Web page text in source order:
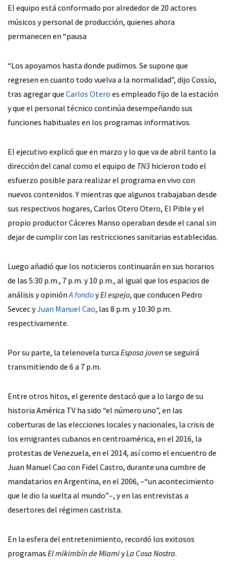
El equipo está conformado por alrededor de 20 actores
músicos y personal de producción, quienes ahora
permanecen en “pausa
“Los apoyamos hasta donde pudimos. Se supone que
regresen en cuanto todo vuelva a la normalidad”, dijo Cossío,
tras agregar que Carlos Otero es empleado fijo de la estación
y que el personal técnico continúa desempeñando sus
funciones habituales en los programas informativos.
El ejecutivo explicó que en marzo y lo que va de abril tanto la
dirección del canal como el equipo de TN3 hicieron todo el
esfuerzo posible para realizar el programa en vivo con
nuevos contenidos. Y mientras que algunos trabajaban desde
sus respectivos hogares, Carlos Otero Otero, El Pible y el
propio productor Cáceres Manso operaban desde el canal sin
dejar de cumplir con las restricciones sanitarias establecidas.
Luego añadió que los noticieros continuarán en sus horarios
de las 5:30 p.m., 7 p.m. y 10 p.m., al igual que los espacios de
análisis y opiniónA fondoyEl espejo, que conducen Pedro
Sevcec yJuan Manuel Cao, las 8 p.m. y 10:30 p.m.
respectivamente.
Por su parte, la telenovela turca Esposa jovense seguirá
transmitiendo de 6 a 7 p.m.
Entre otros hitos, el gerente destacó que a lo largo de su
historia América TV ha sido “el número uno”, en las
coberturas de las elecciones locales y nacionales, la crisis de
los emigrantes cubanos en centroamérica, en el 2016, la
protestas de Venezuela, en el 2014, así como el encuentro de
Juan Manuel Cao con Fidel Castro, durante una cumbre de
mandatarios en Argentina, en el 2006, –“un acontecimiento
que le dio la vuelta al mundo”–, y en las entrevistas a
desertores del régimen castrista.
En la esfera del entretenimiento, recordó los exitosos
programas El mikimbín de MiamiyLa Cosa Nostra.